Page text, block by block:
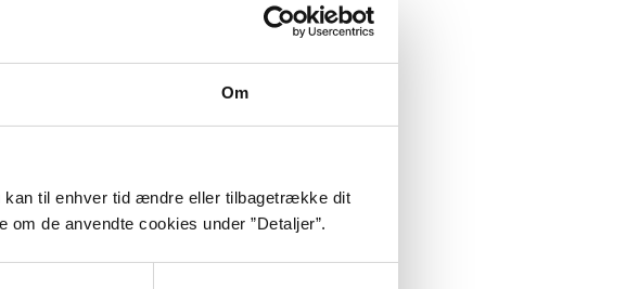
Om
kan til enhver tid ændre eller tilbagetrække dit
de anvendte cookies under ”Detaljer”.